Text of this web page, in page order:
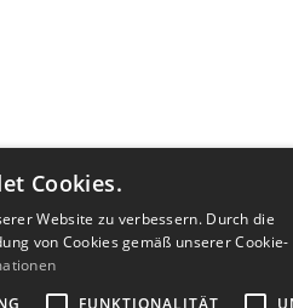
Cookies.
Website zu verbessern. Durch die
von Cookies gemäß unserer Cookie-
FUNKTIONALITÄT